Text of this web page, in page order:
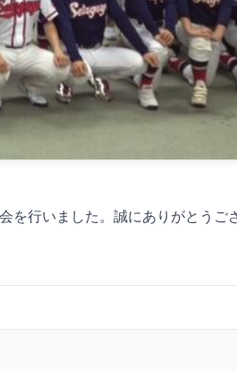
行いました。誠にありがとうご